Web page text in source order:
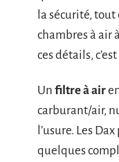
la sécurité,
chambres à air
ces détails,
Un filtre à air
carburant/air,
l’usure. Les
quelques